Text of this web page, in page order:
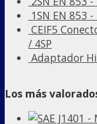
1SN EN 853 -
CEIF5
/ 4SP
Adaptador
Los más